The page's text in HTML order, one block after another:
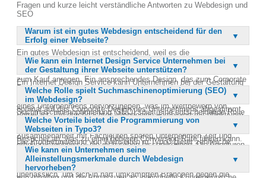
Fragen und kurze leicht verständliche Antworten zu Webdesign und
SEO
Warum ist ein gutes Webdesign entscheidend für den
Erfolg einer Webseite?
Ein gutes Webdesign ist entscheidend, weil es die
Benutzerfreundlichkeit und Bedienerfreundlichkeit einer Webseite
erhöht. Es erweckt Vertrauen bei den Nutzern und kann Kunden
zum Kauf anregen. Ein ansprechendes Design, das zum Corporate
Design des Unternehmens passt, sichert einen hohen
Wiedererkennungswert. Zudem hilft es, das Alleinstellungsmerkmal
eines Unternehmens hervorzuheben, was im Wettbewerb von
Vorteil ist. Ein durchdachtes Webdesign kombiniert mit effektivem
Marketing kann den Umsatz erheblich steigern.
Wie kann ein Internet Design Service Unternehmen bei
der Gestaltung ihrer Webseite unterstützen?
Ein Internet Design Service kann Unternehmen bei der Gestaltung
ihrer Webseite unterstützen, indem er professionelle Beratung und
Umsetzung bietet. Die Agenturen gestalten das Internetdesign, das
optimal auf das Corporate Design des Unternehmens abgestimmt
ist. Sie programmieren zudem profitable Zusatzfeatures, die
Synergieeffekte des Internets voll ausschöpfen. Durch die
Zusammenarbeit mit Fachleuten sparen Unternehmen Zeit und
erhalten Ergebnisse, die sich sehen lassen können. Die Agenturen
arbeiten fair und transparent, um die bestmögliche Darstellung des
Unternehmens zu gewährleisten.
Welche Rolle spielt Suchmaschinenoptimierung (SEO)
im Webdesign?
Suchmaschinenoptimierung (SEO) spielt eine entscheidende Rolle
im Webdesign, da sie die Sichtbarkeit einer Webseite in
Suchmaschinen erhöht. Eine SEO-optimierte Webseite zieht mehr
Besucher an, was zu einer höheren Conversion-Rate führen kann.
Im Webdesign wird darauf geachtet, dass die Programmierung den
aktuellen technischen Standards entspricht und
suchmaschinenfreundlich ist. Eine gute SEO-Strategie ist
unerlässlich, um sich in hart umkämpften Branchen gegen die
Welche Vorteile bietet die Programmierung von
Webseiten in Typo3?
Die Programmierung von Webseiten in Typo3 bietet zahlreiche
Vorteile, darunter Flexibilität und Erweiterbarkeit. Typo3 ist ein
leistungsstarkes Content-Management-System, das sich ideal für
komplexe Webseiten eignet. Es ermöglicht die einfache Verwaltung
Wie kann ein Unternehmen seine
Alleinstellungsmerkmale durch Webdesign
hervorheben?